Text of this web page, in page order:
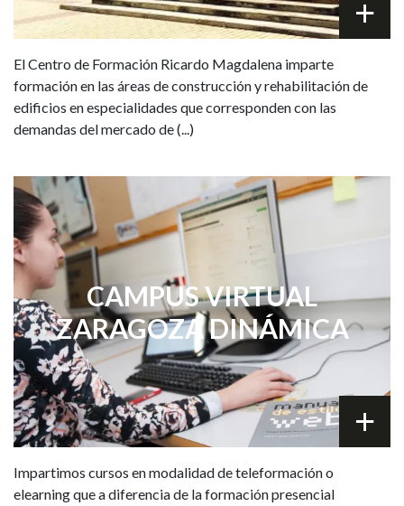
El Centro de Formación Ricardo Magdalena imparte
formación en las áreas de construcción y rehabilitación de
edificios en especialidades que corresponden con las
demandas del mercado de (...)
CAMPUS VIRTUAL
ZARAGOZA DINÁMICA
Impartimos cursos en modalidad de teleformación o
elearning que a diferencia de la formación presencial